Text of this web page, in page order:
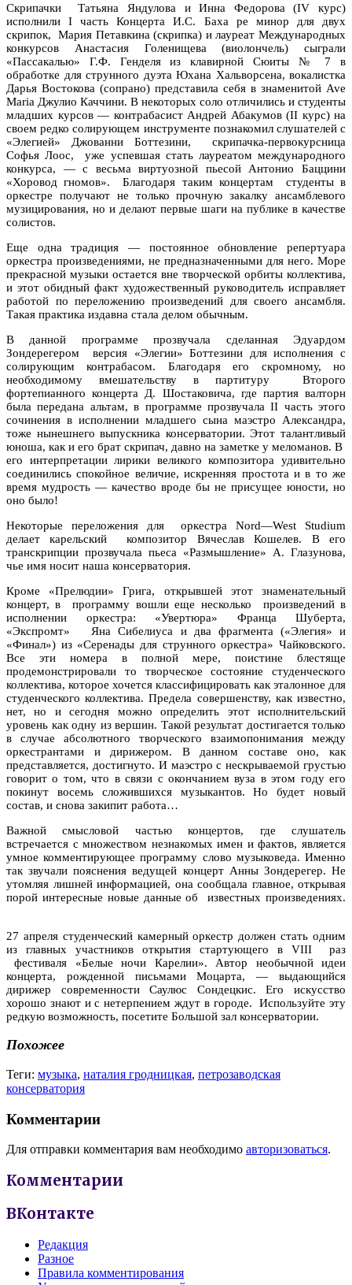
Скрипачки
Татьяна Яндулова и Инна Федорова (IV
курс)
исполнилиI часть Концерта И.С. Баха ре минор для двух
скрипок,
Мария Петавкина (скрипка) и лауреат Международных
конкурсов Анастасия Голенищева (виолончель) сыграли
«Пассакалью» Г.Ф. Генделя из клавирной Сюиты № 7 в
обработке для струнного дуэта Юхана Хальворсена, вокалистка
Дарья Востокова (сопрано) представила себя в знаменитой Ave
Maria Джулио Каччини. В некоторых соло отличились и студенты
младших курсов — контрабасист Андрей Абакумов (II курс) на
своем редко солирующем инструменте познакомил слушателей с
«Элегией» Джованни Боттезини,
скрипачка-первокурсница
Софья Лоос,
уже успевшая стать лауреатом международного
конкурса, — с весьма виртуозной пьесой Антонио Баццини
«Хоровод гномов».
Благодаря таким концертам
студенты в
оркестре получают не только прочную закалку ансамблевого
музицирования, но и делают первые шаги на публике в качестве
солистов.
Еще одна традиция — постоянное обновление репертуара
оркестра произведениями, не предназначенными для него. Море
прекрасной музыки остается вне творческой орбиты коллектива,
и этот обидный факт художественный руководитель исправляет
работой по переложению произведений для своего ансамбля.
Такая практика издавна стала делом обычным.
В данной программе прозвучала сделанная Эдуардом
Зондерегером
версия «Элегии» Боттезини для исполнения с
солирующим контрабасом. Благодаря его скромному, но
необходимому вмешательству в партитуру
Второго
фортепианного концерта Д. Шостаковича, где партия валторн
была передана альтам, в программе прозвучалаII часть этого
сочинения в исполнении младшего сына маэстро Александра,
тоже нынешнего выпускника консерватории. Этот талантливый
юноша, как и его брат скрипач, давно на заметке у меломанов. В
его интерпретации лирики великого композитора удивительно
соединились спокойное величие, искренняя простота и в то же
время мудрость — качество вроде бы не присущее юности, но
оно было!
Некоторые переложения для
оркестраNord—West
Studium
делает карельский
композитор Вячеслав Кошелев. В его
транскрипции прозвучала пьеса «Размышление» А. Глазунова,
чье имя носит наша консерватория.
Кроме «Прелюдии» Грига, открывшей этот знаменательный
концерт, в
программу вошли еще несколько
произведений в
исполнении оркестра: «Увертюра» Франца Шуберта,
«Экспромт»
Яна Сибелиуса и два фрагмента («Элегия» и
«Финал») из «Серенады для струнного оркестра» Чайковского.
Все эти номера в полной мере, поистине блестяще
продемонстрировали то творческое состояние студенческого
коллектива, которое хочется классифицировать как эталонное для
студенческого коллектива. Предела совершенству, как известно,
нет, но и сегодня можно определить этот исполнительский
уровень как одну из вершин. Такой результат достигается только
в случае абсолютного творческого взаимопонимания между
оркестрантами и дирижером. В данном составе оно, как
представляется, достигнуто. И маэстро с нескрываемой грустью
говорит о том, что в связи с окончанием вуза в этом году его
покинут восемь сложившихся музыкантов. Но будет новый
состав, и снова закипит работа…
Важной смысловой частью концертов, где слушатель
встречается с множеством незнакомых имен и фактов, является
умное комментирующее программу слово музыковеда. Именно
так звучали пояснения ведущей концерт Анны Зондерегер. Не
утомляя лишней информацией, она сообщала главное, открывая
порой интересные новые данные об
известных произведениях.
27 апреля студенческий камерный оркестр должен стать одним
из главных участников открытия стартующего в VIII
раз
фестиваля «Белые ночи Карелии». Автор необычной идеи
концерта, рожденной письмами Моцарта, — выдающийся
дирижер современности Саулюс Сондецкис. Его искусство
хорошо знают и с нетерпением ждут в городе.
Используйте эту
редкую возможность, посетите Большой зал консерватории.
Похожее
Теги: музыка, наталия гродницкая, петрозаводская
консерватория
Комментарии
Для отправки комментария вам необходимо авторизоваться.
Комментарии
ВКонтакте
Редакция
Разное
Правила комментирования